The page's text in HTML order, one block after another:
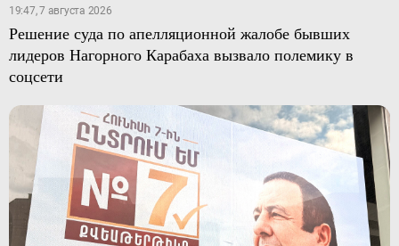
19:47, 7 августа 2026
Решение суда по апелляционной жалобе бывших
лидеров Нагорного Карабаха вызвало полемику в
соцсети